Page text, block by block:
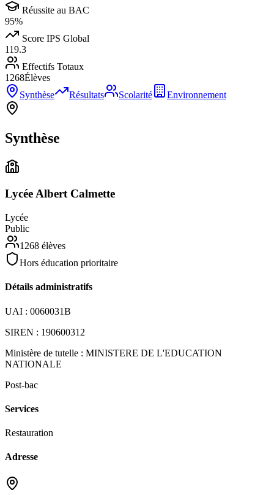
Réussite au BAC
95%
Score IPS Global
119.3
Effectifs Totaux
1268Élèves
Synthèse
Résultats Scolarité Environnement
Synthèse
Lycée Albert Calmette
Lycée
Public
1268 élèves
Hors éducation prioritaire
Détails administratifs
UAI : 0060031B
SIREN : 190600312
Ministère de tutelle : MINISTERE DE L'EDUCATION
NATIONALE
Post-bac
Services
Restauration
Adresse